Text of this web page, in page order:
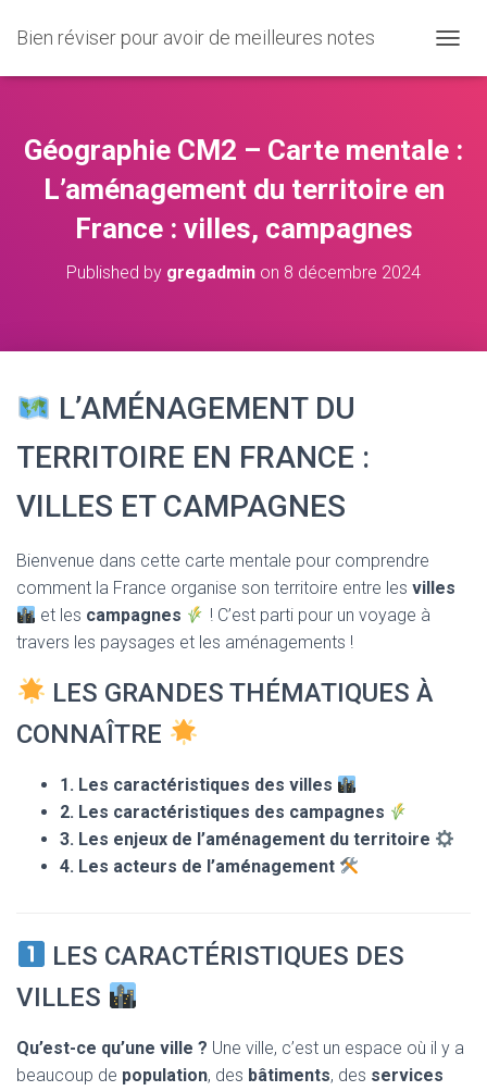
Bien réviser pour avoir de meilleures notes
U
R
Géographie CM2 – Carte mentale :
L’aménagement du territoire en
France : villes, campagnes
Published by gregadmin on 8 décembre 2024
L’AMÉNAGEMENT DU
TERRITOIRE EN FRANCE :
VILLES ET CAMPAGNES
Bienvenue dans cette carte mentale pour comprendre
comment la France organise son territoire entre les villes
et les campagnes
! C’est parti pour un voyage à
travers les paysages et les aménagements !
LES GRANDES THÉMATIQUES À
CONNAÎTRE
1. Les caractéristiques des villes
2. Les caractéristiques des campagnes
3. Les enjeux de l’aménagement du territoire
4. Les acteurs de l’aménagement
LES CARACTÉRISTIQUES DES
VILLES
Qu’est-ce qu’une ville ? Une ville, c’est un espace où il y a
beaucoup de population, des bâtiments, des services